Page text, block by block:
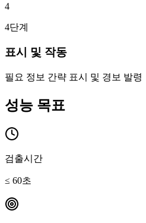
4
4단계
표시 및 작동
필요 정보 간략 표시 및 경보 발령
성능 목표
검출시간
≤ 60초